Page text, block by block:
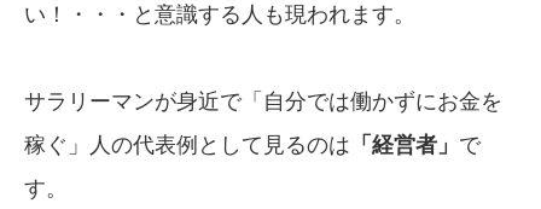
い！・・・と意識する人も現われます。
サラリーマンが身近で「自分では働かずにお金を
稼ぐ」人の代表例として見るのは 「経営者」 で
す。